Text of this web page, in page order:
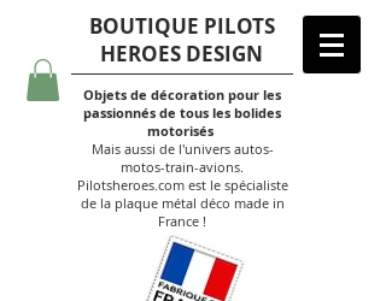
BOUTIQUE PILOTS
HEROES DESIGN
Objets de décoration pour les
passionnés de tous les bolides
motorisés
Mais aussi de l'univers autos-
motos-train-avions.
Pilotsheroes.com est le spécialiste
de la plaque métal déco made in
France !